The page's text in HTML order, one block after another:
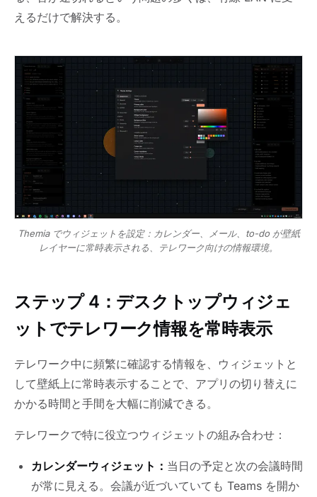
えるだけで解決する。
Themia でウィジェットを設定：カレンダー、メール、to-do が壁紙
レイヤーに常時表示される、テレワーク向けの情報環境。
ステップ 4：デスクトップウィジェ
ットでテレワーク情報を常時表示
テレワーク中に頻繁に確認する情報を、ウィジェットと
して壁紙上に常時表示することで、アプリの切り替えに
かかる時間と手間を大幅に削減できる。
テレワークで特に役立つウィジェットの組み合わせ：
カレンダーウィジェット： 当日の予定と次の会議時間
が常に見える。会議が近づいていても Teams を開か